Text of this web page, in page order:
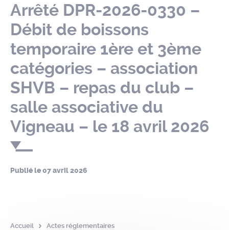
Arrêté DPR-2026-0330 –
Débit de boissons
temporaire 1ère et 3ème
catégories – association
SHVB – repas du club –
salle associative du
Vigneau – le 18 avril 2026
Publié le07 avril 2026
Accueil
Actes réglementaires